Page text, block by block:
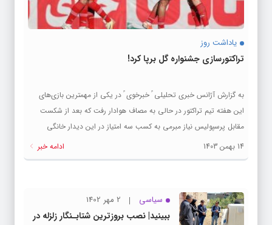
یاداشت روز
تراکتورسازی جشنواره گل برپا کرد!
به گزارش آژانس خبری تحلیلی ً خبرخوی ً در یکی از مهمترین بازی‌های
این هفته تیم تراکتور در حالی به مصاف هوادار رفت که بعد از شکست
مقابل پرسپولیس نیاز مبرمی به کسب سه امتیاز در این دیدار خانگی
داشت. با توجه به خرید تمام بلیت‌های این بازی از سوی محمدرضا زنوزی،
با وجود برگزاری بازی در روز وسط هفته تعداد زیادی از تماشاگران تراکتور
مقابل تیم قعرجدولی هوادار با نمایش تهاجمی کار در دست گرفت و
توانست سه گل در نیمه اول بزند. این در...
14 بهمن 1403 ادامه خبر
سیاسی 2 مهر 1402
ببینید| نصب بروزترین شتابـنگار زلزله در